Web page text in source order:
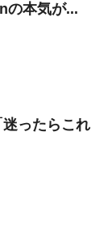
の本気が...
迷ったらこ